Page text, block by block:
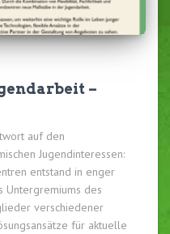
–
auf den
Jugendinteressen:
entstand in enger
Untergremiums des
verschiedener
für aktuelle